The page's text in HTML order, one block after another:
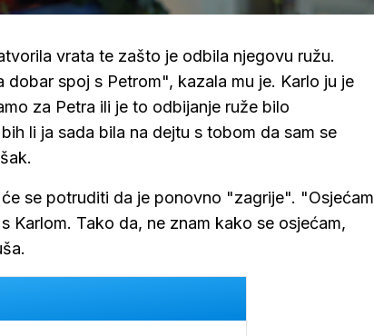
vrata te zašto je odbila njegovu ružu.
spoj s Petrom", kazala mu je. Karlo ju je
za Petra ili je to odbijanje ruže bilo
li ja sada bila na dejtu s tobom da sam se
se potruditi da je ponovno "zagrije". "Osjećam
Karlom. Tako da, ne znam kako se osjećam,